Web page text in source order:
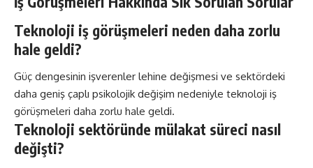
Teknoloji iş görüşmeleri neden daha zorlu
hale geldi?
Güç dengesinin işverenler lehine değişmesi ve sektördeki
daha geniş çaplı psikolojik değişim nedeniyle teknoloji iş
görüşmeleri daha zorlu hale geldi.
Teknoloji sektöründe mülakat süreci nasıl
değişti?